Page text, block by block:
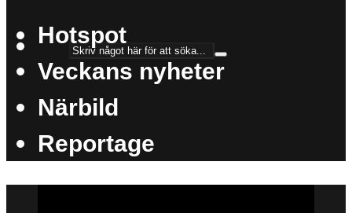
Hotspot
Veckans nyheter
Närbild
Reportage